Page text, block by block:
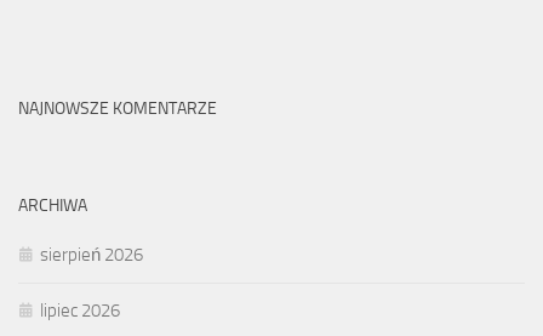
NAJNOWSZE KOMENTARZE
ARCHIWA
sierpień 2026
lipiec 2026